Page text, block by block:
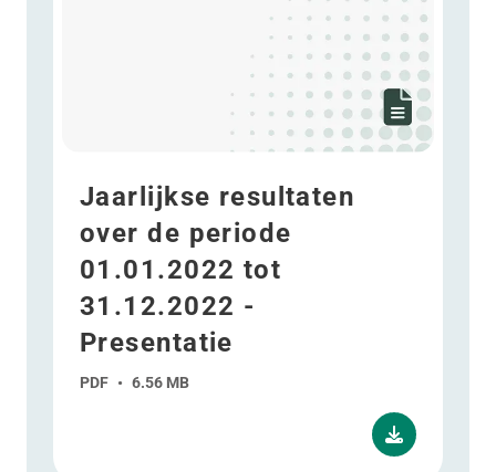
Jaarlijkse resultaten
over de periode
01.01.2022 tot
31.12.2022 -
Presentatie
PDF • 6.56 MB